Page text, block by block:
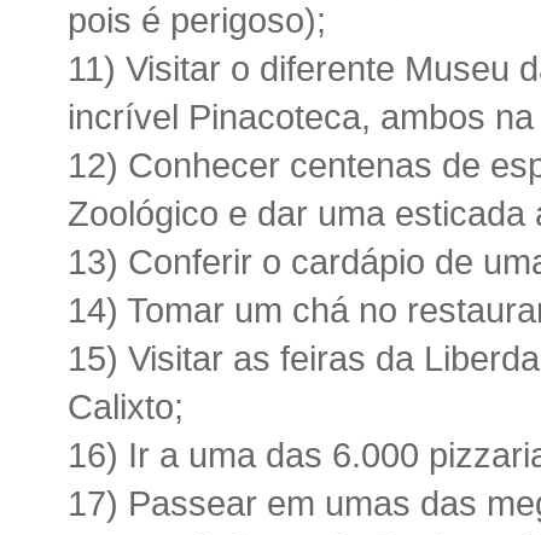
pois é perigoso);
11) Visitar o diferente Museu
incrível Pinacoteca, ambos
12) Conhecer centenas de
Zoológico e dar uma esticada
13) Conferir o cardápio de
14) Tomar um chá no
15) Visitar as feiras da
Calixto;
16) Ir a uma das 6.000
17) Passear em umas das